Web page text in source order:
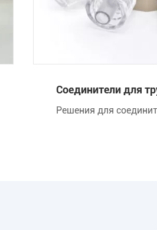
Соединители для
Решения для